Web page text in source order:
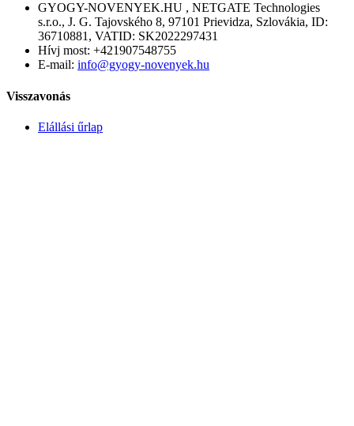
GYOGY-NOVENYEK.HU , NETGATE Technologies
s.r.o., J. G. Tajovského 8, 97101 Prievidza, Szlovákia, ID:
36710881, VATID: SK2022297431
Hívj most: +421907548755
E-mail: info@gyogy-novenyek.hu
Visszavonás
Elállási űrlap